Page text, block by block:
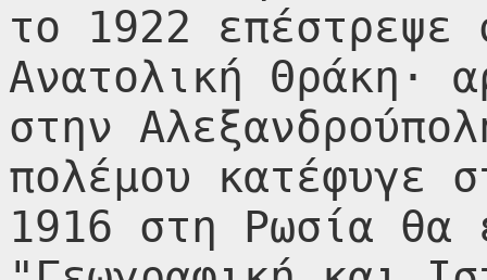
το 1922
Ανατολική Θράκη·
στην
πολέμου κατέφυγε
1916 στη Ρωσία θα